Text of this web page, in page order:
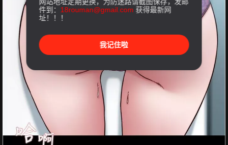
件到： 18rouman@gmail.com 获得最新网
址！！！
我记住啦